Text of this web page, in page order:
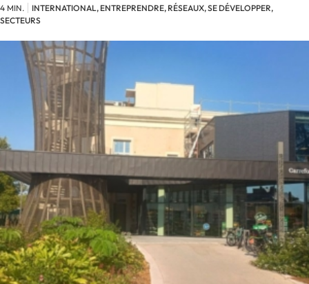
4 MIN.
INTERNATIONAL, ENTREPRENDRE, RÉSEAUX, SE DÉVELOPPER,
SECTEURS